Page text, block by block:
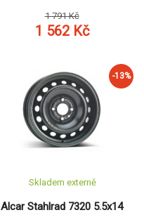
1 791 Kč
1 562 Kč
-13%
Alcar Stahlrad 7320 5.5x14
Skladem externě